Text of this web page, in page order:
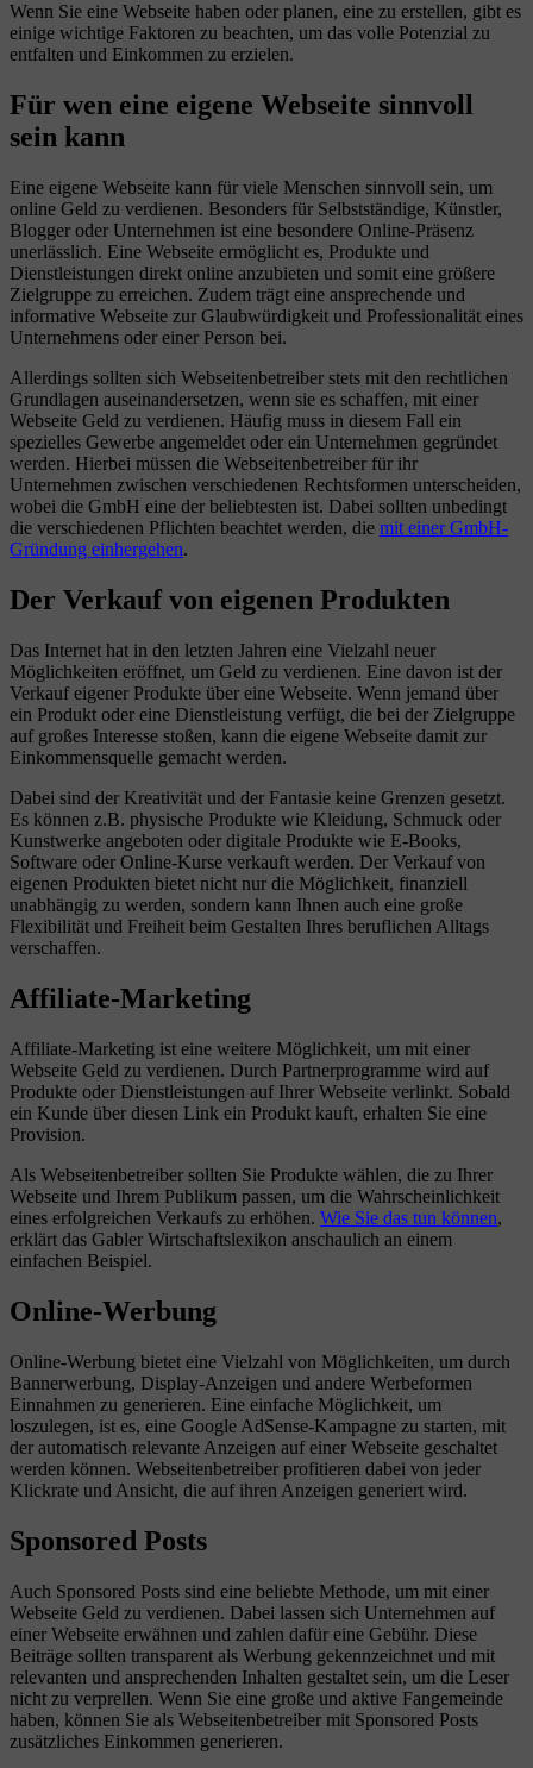
Wenn Sie eine Webseite haben oder planen, eine zu erstellen, gibt es
einige wichtige Faktoren zu beachten, um das volle Potenzial zu
entfalten und Einkommen zu erzielen.
Für wen eine eigene Webseite sinnvoll
sein kann
Eine eigene Webseite kann für viele Menschen sinnvoll sein, um
online Geld zu verdienen. Besonders für Selbstständige, Künstler,
Blogger oder Unternehmen ist eine besondere Online-Präsenz
unerlässlich. Eine Webseite ermöglicht es, Produkte und
Dienstleistungen direkt online anzubieten und somit eine größere
Zielgruppe zu erreichen. Zudem trägt eine ansprechende und
informative Webseite zur Glaubwürdigkeit und Professionalität eines
Unternehmens oder einer Person bei.
Allerdings sollten sich Webseitenbetreiber stets mit den rechtlichen
Grundlagen auseinandersetzen, wenn sie es schaffen, mit einer
Webseite Geld zu verdienen. Häufig muss in diesem Fall ein
spezielles Gewerbe angemeldet oder ein Unternehmen gegründet
werden. Hierbei müssen die Webseitenbetreiber für ihr
Unternehmen zwischen verschiedenen Rechtsformen unterscheiden,
wobei die GmbH eine der beliebtesten ist. Dabei sollten unbedingt
die verschiedenen Pflichten beachtet werden, die mit einer GmbH-
Gründung einhergehen.
Der Verkauf von eigenen Produkten
Das Internet hat in den letzten Jahren eine Vielzahl neuer
Möglichkeiten eröffnet, um Geld zu verdienen. Eine davon ist der
Verkauf eigener Produkte über eine Webseite. Wenn jemand über
ein Produkt oder eine Dienstleistung verfügt, die bei der Zielgruppe
auf großes Interesse stoßen, kann die eigene Webseite damit zur
Einkommensquelle gemacht werden.
Dabei sind der Kreativität und der Fantasie keine Grenzen gesetzt.
Es können z.B. physische Produkte wie Kleidung, Schmuck oder
Kunstwerke angeboten oder digitale Produkte wie E-Books,
Software oder Online-Kurse verkauft werden. Der Verkauf von
eigenen Produkten bietet nicht nur die Möglichkeit, finanziell
unabhängig zu werden, sondern kann Ihnen auch eine große
Flexibilität und Freiheit beim Gestalten Ihres beruflichen Alltags
verschaffen.
Affiliate-Marketing
Affiliate-Marketing ist eine weitere Möglichkeit, um mit einer
Webseite Geld zu verdienen. Durch Partnerprogramme wird auf
Produkte oder Dienstleistungen auf Ihrer Webseite verlinkt. Sobald
ein Kunde über diesen Link ein Produkt kauft, erhalten Sie eine
Provision.
Als Webseitenbetreiber sollten Sie Produkte wählen, die zu Ihrer
Webseite und Ihrem Publikum passen, um die Wahrscheinlichkeit
eines erfolgreichen Verkaufs zu erhöhen. Wie Sie das tun können,
erklärt das Gabler Wirtschaftslexikon anschaulich an einem
einfachen Beispiel.
Online-Werbung
Online-Werbung bietet eine Vielzahl von Möglichkeiten, um durch
Bannerwerbung, Display-Anzeigen und andere Werbeformen
Einnahmen zu generieren. Eine einfache Möglichkeit, um
loszulegen, ist es, eine Google AdSense-Kampagne zu starten, mit
der automatisch relevante Anzeigen auf einer Webseite geschaltet
werden können. Webseitenbetreiber profitieren dabei von jeder
Klickrate und Ansicht, die auf ihren Anzeigen generiert wird.
Sponsored Posts
Auch Sponsored Posts sind eine beliebte Methode, um mit einer
Webseite Geld zu verdienen. Dabei lassen sich Unternehmen auf
einer Webseite erwähnen und zahlen dafür eine Gebühr. Diese
Beiträge sollten transparent als Werbung gekennzeichnet und mit
relevanten und ansprechenden Inhalten gestaltet sein, um die Leser
nicht zu verprellen. Wenn Sie eine große und aktive Fangemeinde
haben, können Sie als Webseitenbetreiber mit Sponsored Posts
zusätzliches Einkommen generieren.